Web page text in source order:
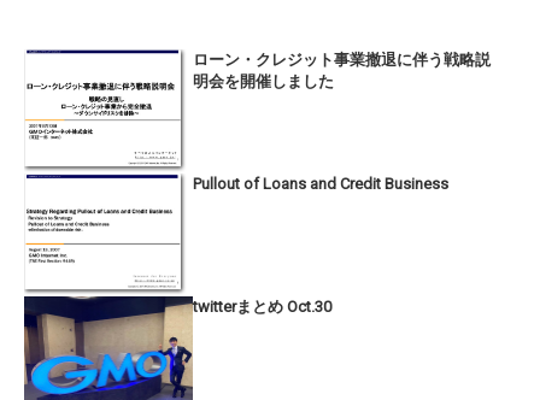
ローン・クレジット事業撤退に伴う戦略説
明会を開催しました
Pullout of Loans and Credit Business
twitterまとめ Oct.30